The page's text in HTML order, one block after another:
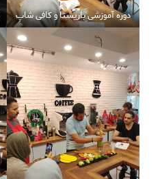
دوره آموزشی باریستا و کافی شاپ